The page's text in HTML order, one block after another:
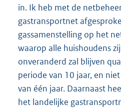
in. Ik heb met de
gastransportnet
gassamenstelling op het
waarop alle huishoudens
onveranderd zal blijven
periode van 10 jaar, en
van één jaar. Daarnaast
het landelijke